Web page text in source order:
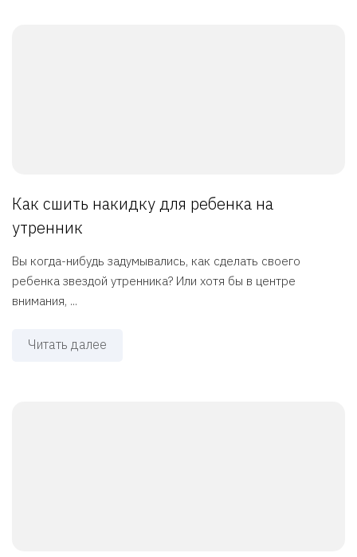
Как сшить накидку для ребенка на
утренник
Вы когда-нибудь задумывались, как сделать своего
ребенка звездой утренника? Или хотя бы в центре
внимания, ...
Читать далее